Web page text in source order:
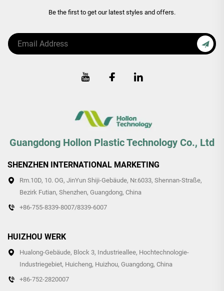
Be the first to get our latest styles and offers.
Guangdong Hollon Plastic Technology Co., Ltd
SHENZHEN INTERNATIONAL MARKETING
Rm.10D, 10. OG, JinYun Shiji-Gebäude, Nr.6033, Shennan-Straße,
Bezirk Futian, Shenzhen, Guangdong, China
+86-755-8339-8007/8339-6007
HUIZHOU WERK
Hualong-Gebäude, Block 3, Industrieallee, Hochtechnologie-
Industriegebiet, Huicheng, Huizhou, Guangdong, China
+86-752-2820007